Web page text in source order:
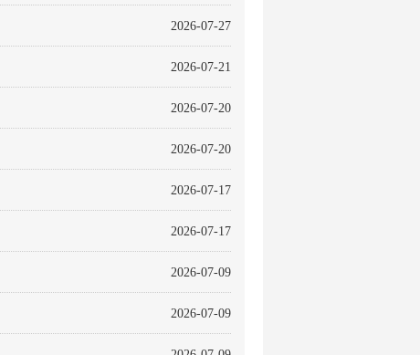
2026-07-27
2026-07-21
2026-07-20
2026-07-20
2026-07-17
2026-07-17
2026-07-09
2026-07-09